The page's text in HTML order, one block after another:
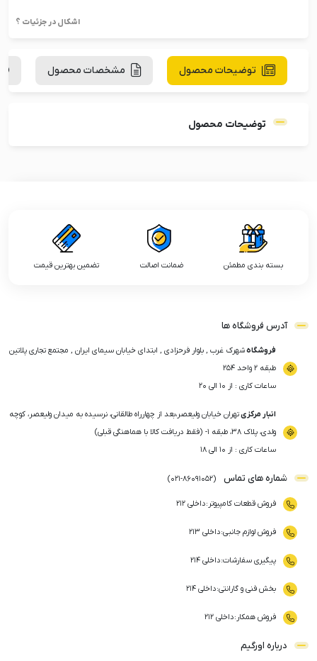
اشکال در جزئیات ؟
توضیحات محصول مشخصات محصول
توضیحات محصول
بسته بندی مطمئن ضمانت اصالت تضمین بهترین قیمت
آدرس فروشگاه ها
فروشگاهشهرک غرب , بلوار فرحزادی , ابتدای خیابان سیمای ایران , مجتمع تجاری پلاتین
طبقه ۲ واحد ۲۵۴
ساعات کاری : از ۱۰ الی ۲۰
انبار مرکزیتهران خیابان ولیعصر،بعد از چهارراه طالقانی، نرسیده به میدان ولیعصر، کوچه
ولدی، پلاک ۳۸، طبقه ۱- (فقط دریافت کالا با هماهنگی قبلی)
ساعات کاری : از ۱۰ الی ۱۸
شماره های تماس (
021-86091052
)
فروش قطعات کامپیوتر :داخلی ۲۱۲
فروش لوازم جانبی:داخلی ۲۱۳
پیگیری سفارشات:داخلی ۲۱۴
بخش فنی و گارانتی:داخلی ۲۱۴
فروش همکار :داخلی ۲۱۲
درباره اورگیم